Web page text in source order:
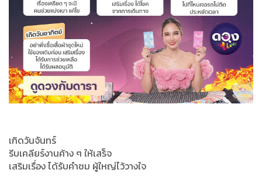
เกิดวันจันทร์
รีบเคลียร์งานค้าง ๆ ให้เสร็จ
เสริมเรื่อง ได้รับคำชม ผู้ใหญ่ไว้วางใจ